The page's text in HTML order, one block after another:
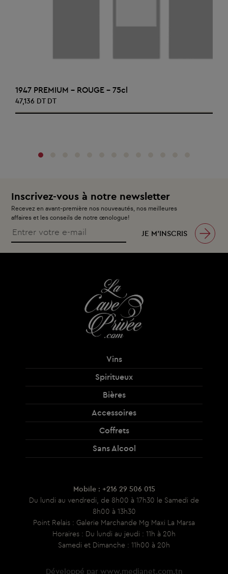
AJOUTER AU PANIER
1947 PREMIUM - ROUGE - 75cl
47,136 DT DT
Inscrivez-vous à notre newsletter
Recevez en avant-première nos nouveautés, nos meilleures
affaires et les conseils de notre œnologue!
JE M’INSCRIS
Vins
Spiritueux
Bières
Accessoires
Coffrets
Sans Alcool
Mobile : +216 29 506 015
Du lundi au vendredi, de 8h00 à 17h30 le Samedi de
8h00 à 13h30
Point Relais : Galerie Marchande Mg Maxi La Marsa
Horaires : Du lundi au jeudi : 11h à 20h
Samedi et Dimanche : 11h00 à 20h
Développé par www.medianet.com.tn